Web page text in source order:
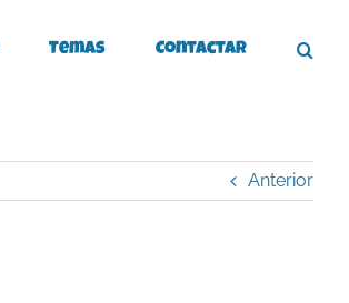
Temas Contactar
Anterior